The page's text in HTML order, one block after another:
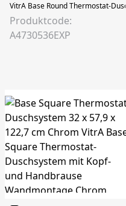
VitrA Base Round Thermostat-
Produktcode:
A4730536EXP